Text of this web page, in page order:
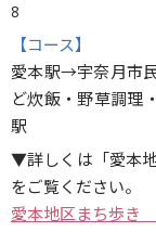
8
【コース】
愛本駅→宇奈月市
ど炊飯・野草調
駅
▼詳しくは「愛本
をご覧ください。
愛本地区まち歩き